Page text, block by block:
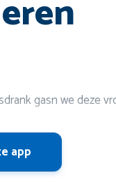
gasn we deze
app